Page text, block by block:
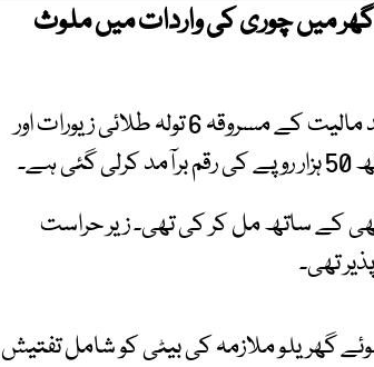
گھر میں چوری کی واردات میں ملوث
پولیس کے مطابق ملزمان سے 27 لاکھ روپے سے زائد مالیت کے مسروقہ 6 تولہ طلائی زیورات اور
کے ساتھ مل کر کی تھی۔ زیر حراست
تھی۔
گھریلو ملازمہ کی بیٹی کو شامل تفتیش